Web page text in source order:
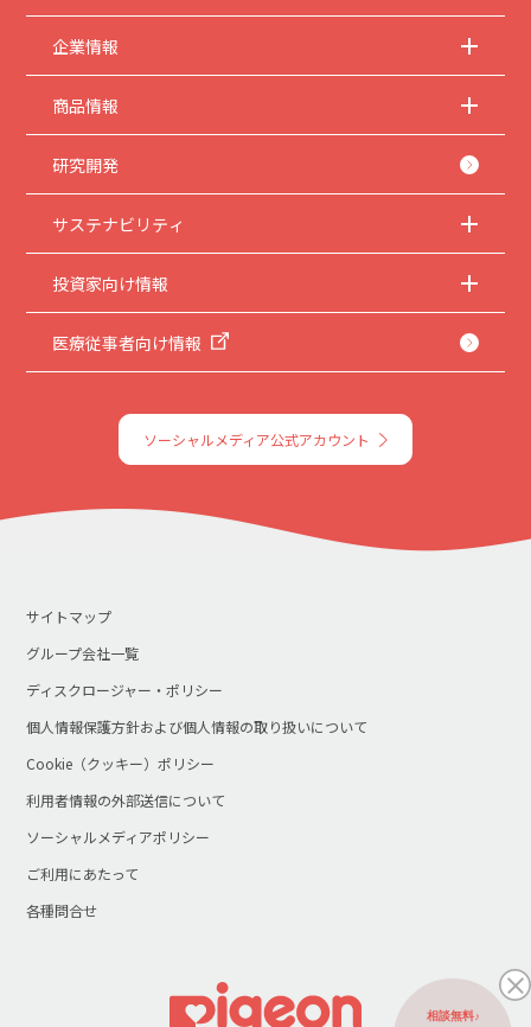
企業情報
商品情報
研究開発
サステナビリティ
投資家向け情報
医療従事者向け情報
ソーシャルメディア公式アカウント
サイトマップ
グループ会社一覧
ディスクロージャー・ポリシー
個人情報保護方針および個人情報の取り扱いについて
Cookie（クッキー）ポリシー
利用者情報の外部送信について
ソーシャルメディアポリシー
ご利用にあたって
各種問合せ
相談無料♪